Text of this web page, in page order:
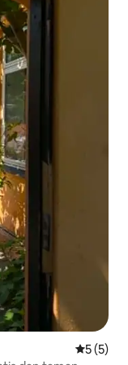
Nilai
5 (5)